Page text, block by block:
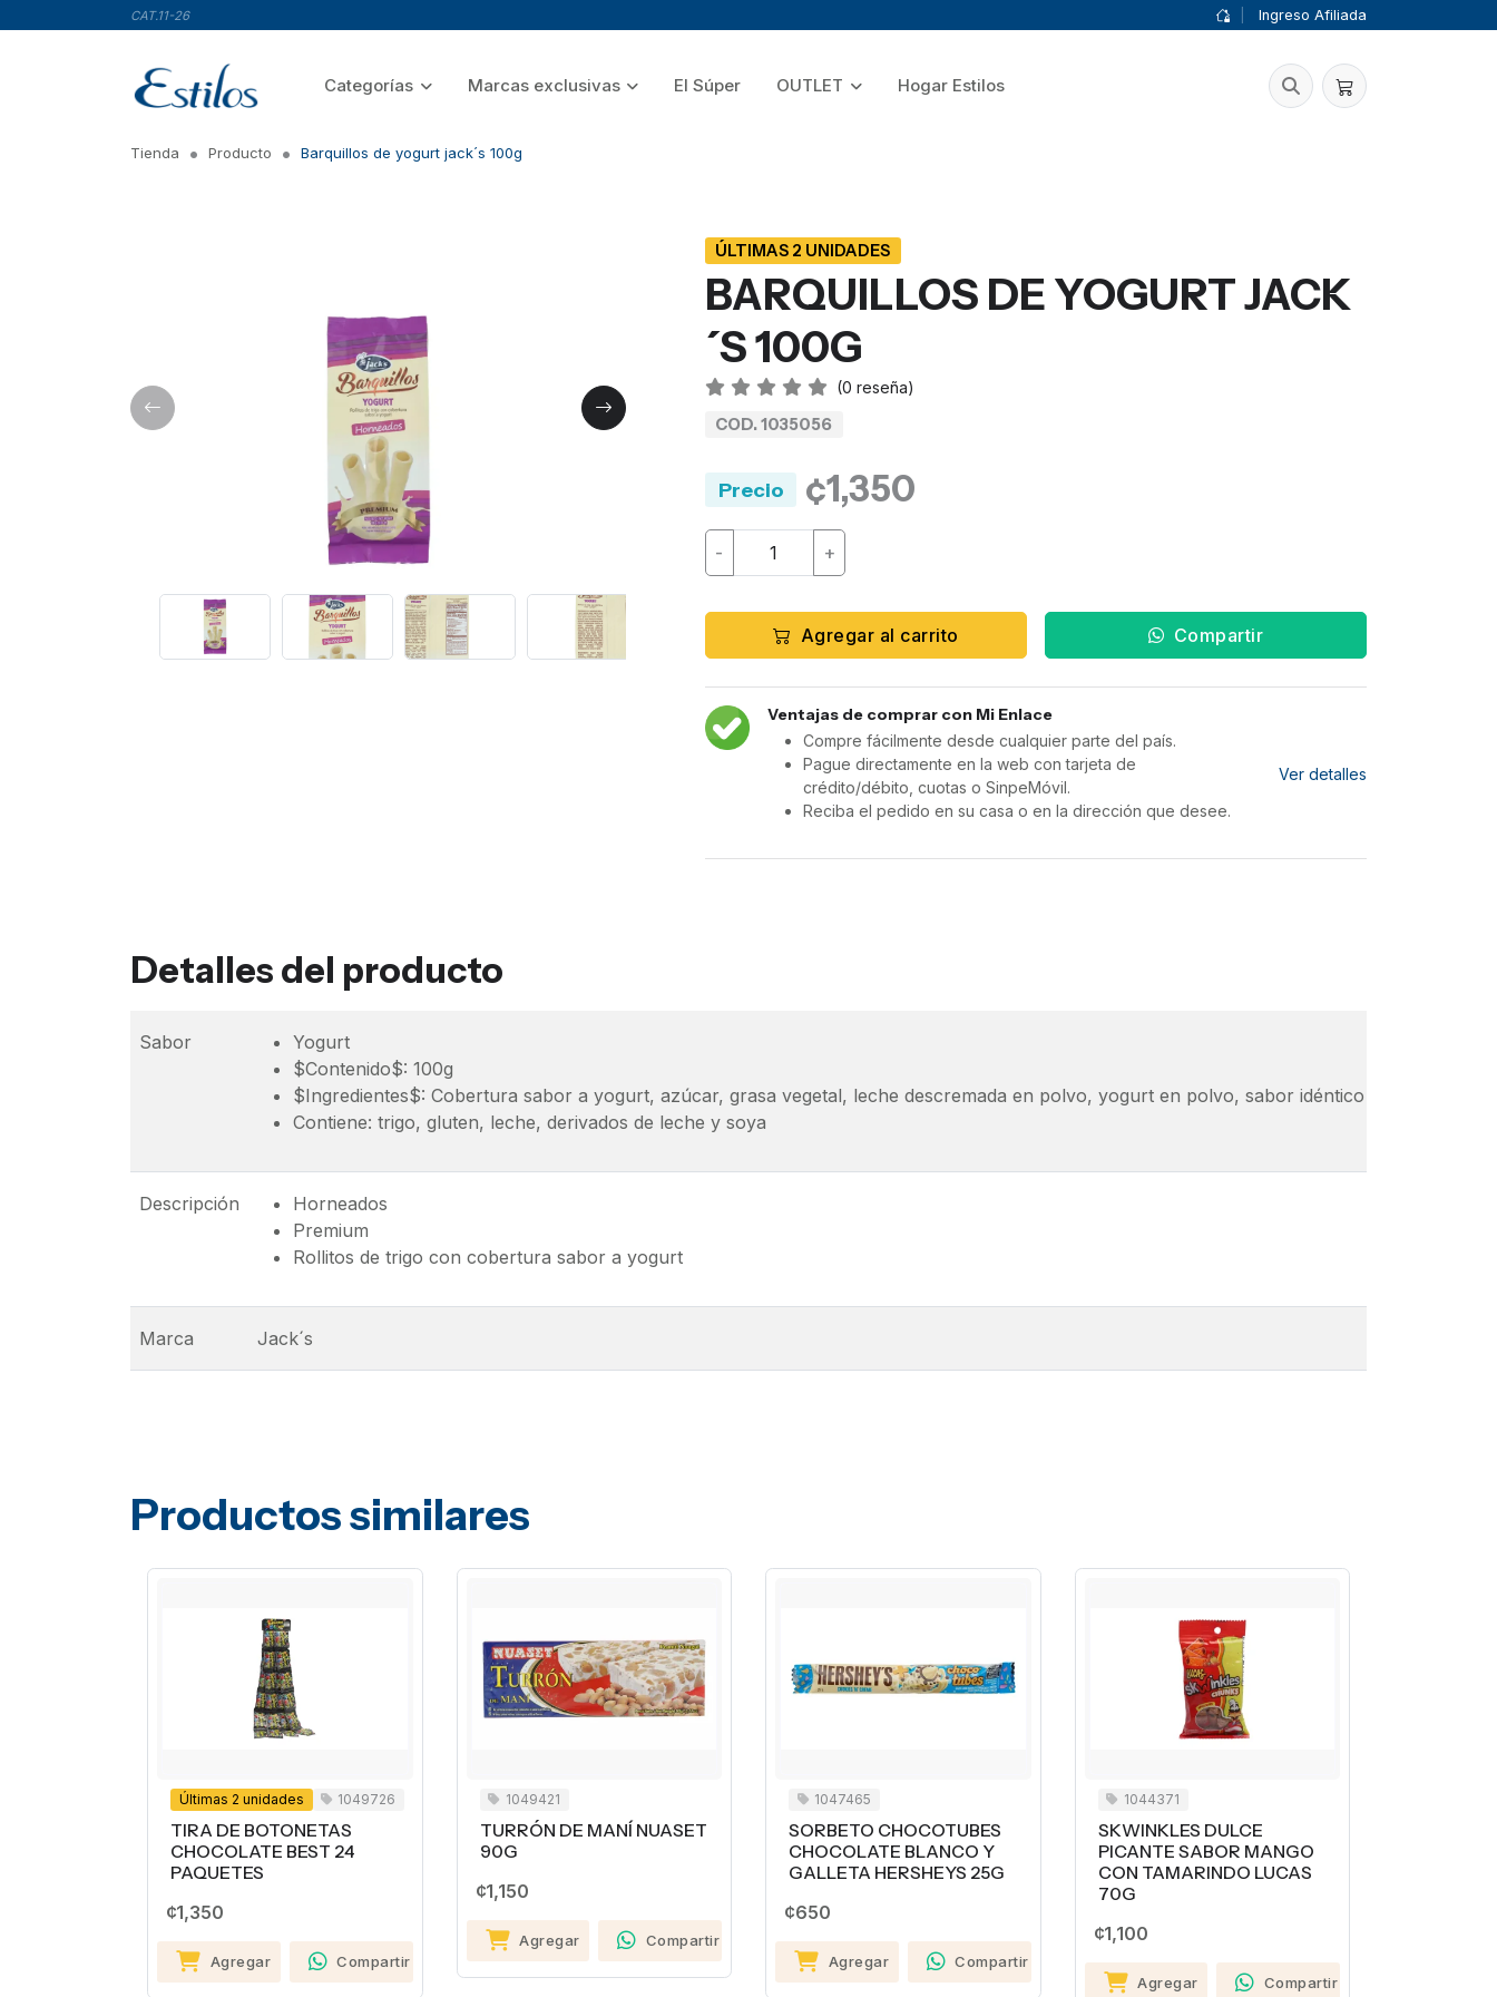
CAT.11-26 Ingreso Afiliada
Categorías Marcas exclusivas El Súper OUTLET Hogar Estilos
Tienda Producto Barquillos de yogurt jack´s 100g
ÚLTIMAS 2 UNIDADES
BARQUILLOS DE YOGURT JACK
´S 100G
(0 reseña)
COD. 1035056
Precio ¢1,350
- +
Agregar al carrito Compartir
Ventajas de comprar con Mi Enlace
Compre fácilmente desde cualquier parte del país.
Pague directamente en la web con tarjeta de
crédito/débito, cuotas o SinpeMóvil.
Reciba el pedido en su casa o en la dirección que desee.
Ver detalles
Detalles del producto
Sabor
Yogurt
$Contenido$: 100g
$Ingredientes$: Cobertura sabor a yogurt, azúcar, grasa vegetal, leche descremada en polvo, yogurt en polvo, sabor idéntico al natural y
Contiene: trigo, gluten, leche, derivados de leche y soya
Descripción
Horneados
Premium
Rollitos de trigo con cobertura sabor a yogurt
Marca Jack´s
Productos similares
Últimas 2 unidades 1049726
TIRA DE BOTONETAS
CHOCOLATE BEST 24
PAQUETES
¢1,350
Agregar Compartir
1049421
TURRÓN DE MANÍ NUASET
90G
¢1,150
Agregar Compartir
1047465
SORBETO CHOCOTUBES
CHOCOLATE BLANCO Y
GALLETA HERSHEYS 25G
¢650
Agregar Compartir
1044371
SKWINKLES DULCE
PICANTE SABOR MANGO
CON TAMARINDO LUCAS
70G
¢1,100
Agregar Compartir